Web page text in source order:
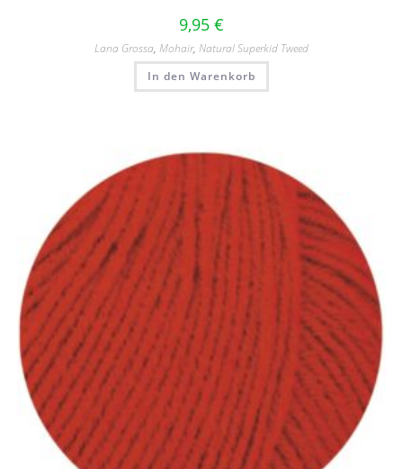
9,95 €
Lana Grossa, Mohair, Natural Superkid Tweed
In den Warenkorb